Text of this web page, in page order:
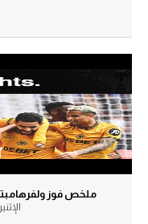
ملخص فوز ولفرهامبتون على توتنام
الإثنين، 14